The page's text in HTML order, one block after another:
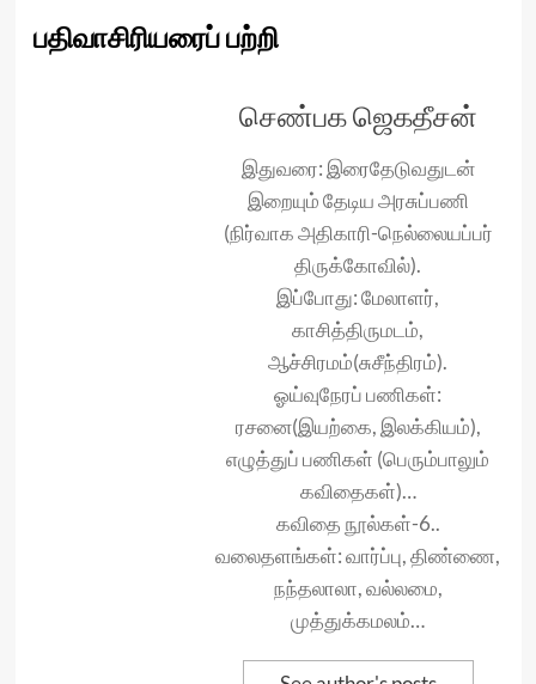
பதிவாசிரியரைப் பற்றி
செண்பக ஜெகதீசன்
இதுவரை: இரைதேடுவதுடன்
இறையும் தேடிய அரசுப்பணி
(நிர்வாக அதிகாரி-நெல்லையப்பர்
திருக்கோவில்).
இப்போது: மேலாளர்,
காசித்திருமடம்,
ஆச்சிரமம்(சுசீந்திரம்).
ஓய்வுநேரப் பணிகள்:
ரசனை(இயற்கை, இலக்கியம்),
எழுத்துப் பணிகள் (பெரும்பாலும்
கவிதைகள்)…
கவிதை நூல்கள்-6..
வலைதளங்கள்: வார்ப்பு, திண்ணை,
நந்தலாலா, வல்லமை,
முத்துக்கமலம்…